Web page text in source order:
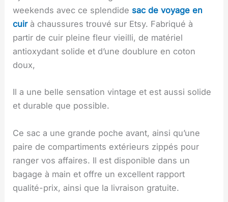
weekends avec ce splendide sac de voyage en
cuirà chaussures trouvé sur Etsy. Fabriqué à
partir de cuir pleine fleur vieilli, de matériel
antioxydant solide et d’une doublure en coton
doux,
Il a une belle sensation vintage et est aussi solide
et durable que possible.
Ce sac a une grande poche avant, ainsi qu’une
paire de compartiments extérieurs zippés pour
ranger vos affaires. Il est disponible dans un
bagage à main et offre un excellent rapport
qualité-prix, ainsi que la livraison gratuite.